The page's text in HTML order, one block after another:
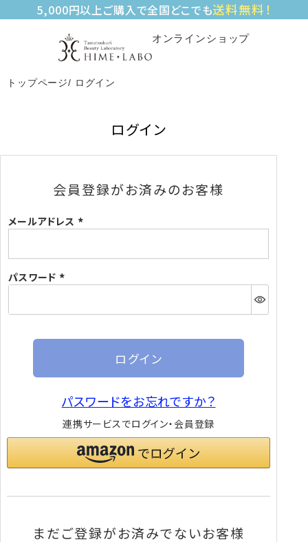
5,000円以上ご購入で全国どこでも送料無料！
オンラインショップ
トップページ ログイン
ログイン
会員登録がお済みのお客様
メールアドレス
パスワード
ログイン
パスワードをお忘れですか？
連携サービスでログイン・会員登録
まだご登録がお済みでないお客様